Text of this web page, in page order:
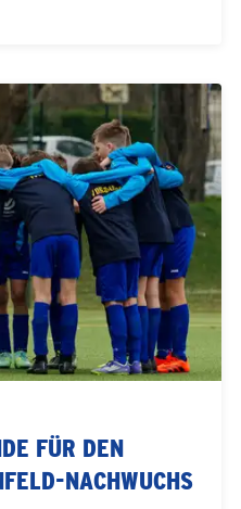
FÜR DEN
NACHWUCHS